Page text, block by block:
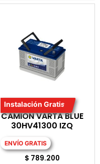
Instalación Gratis
BATERIA PARA
CAMION VARTA BLUE
30HV41300 IZQ
ENVÍO GRATIS
$ 789.200